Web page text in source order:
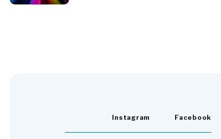
Instagram Facebook